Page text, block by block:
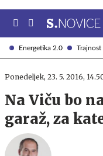
Energetika 2.0 Trajnost
Ponedeljek, 23. 5. 2016,
Na Viču bo
garaž, za